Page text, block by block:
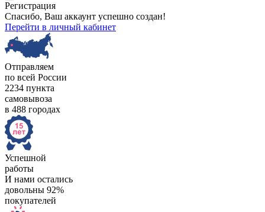
Регистрация
Спасибо, Ваш аккаунт успешно создан!
Перейти в личный кабинет
Отправляем
по всей России
2234 пункта
самовывоза
в 488 городах
Успешной
работы
И нами остались
довольны 92%
покупателей